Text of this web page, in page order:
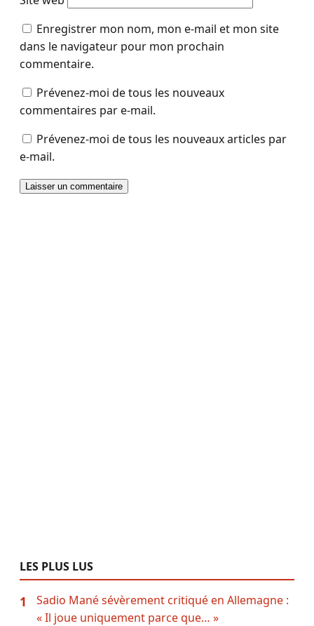
Enregistrer mon nom, mon e-mail et mon site
dans le navigateur pour mon prochain
commentaire.
Prévenez-moi de tous les nouveaux
commentaires par e-mail.
Prévenez-moi de tous les nouveaux articles par
e-mail.
LES PLUS LUS
1
Sadio Mané sévèrement critiqué en Allemagne :
« Il joue uniquement parce que… »